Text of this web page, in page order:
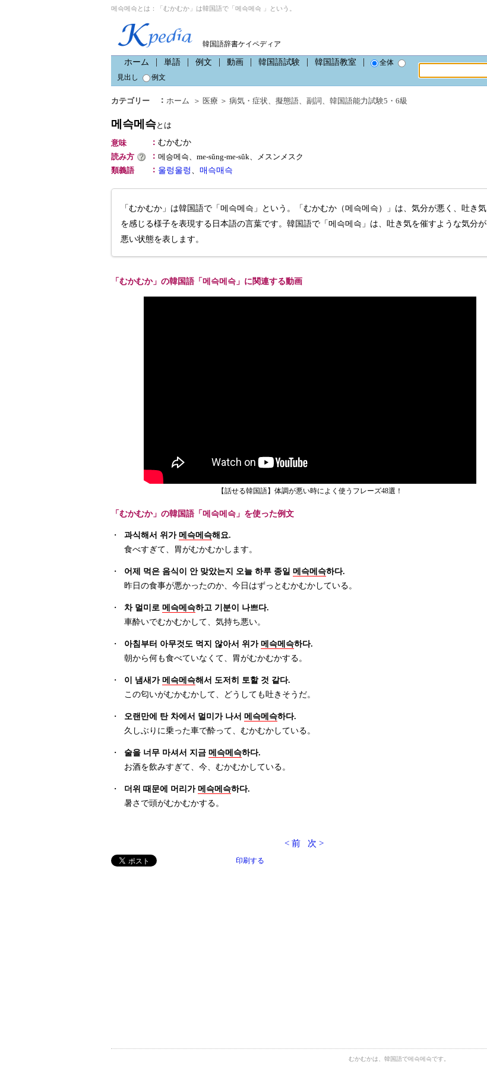
메슥메슥とは：「むかむか」は韓国語で「메슥메슥 」という。
韓国語辞書ケイペディア
ホーム 単語 例文 動画 韓国語試験 韓国語教室
全体
見出し
例文
カテゴリー ： ホーム ＞ 医療 ＞ 病気・症状、 擬態語、 副詞 、 韓国語能力試験5・6級
메슥메슥とは
意味
： むかむか
読み方
： 메승메슥、me-sŭng-me-sŭk、メスンメスク
類義語
： 울렁울렁 、 매슥매슥
「むかむか」は韓国語で「메슥메슥」という。「むかむか（메슥메슥）」は、気分が悪く、吐き気
を感じる様子を表現する日本語の言葉です。韓国語で「메슥메슥」は、吐き気を催すような気分が
悪い状態を表します。
「むかむか」の韓国語「메슥메슥」に関連する動画
【話せる韓国語】体調が悪い時によく使うフレーズ48選！
「むかむか」の韓国語「메슥메슥」を使った例文
・ 과식해서 위가 메슥메슥해요.
食べすぎて、胃がむかむかします。
・ 어제 먹은 음식이 안 맞았는지 오늘 하루 종일 메슥메슥하다.
昨日の食事が悪かったのか、今日はずっとむかむかしている。
・ 차 멀미로 메슥메슥하고 기분이 나쁘다.
車酔いでむかむかして、気持ち悪い。
・ 아침부터 아무것도 먹지 않아서 위가 메슥메슥하다.
朝から何も食べていなくて、胃がむかむかする。
・ 이 냄새가 메슥메슥해서 도저히 토할 것 같다.
この匂いがむかむかして、どうしても吐きそうだ。
・ 오랜만에 탄 차에서 멀미가 나서 메슥메슥하다.
久しぶりに乗った車で酔って、むかむかしている。
・ 술을 너무 마셔서 지금 메슥메슥하다.
お酒を飲みすぎて、今、むかむかしている。
・ 더위 때문에 머리가 메슥메슥하다.
暑さで頭がむかむかする。
< 前 次 >
印刷する
むかむかは、韓国語で메슥메슥です。